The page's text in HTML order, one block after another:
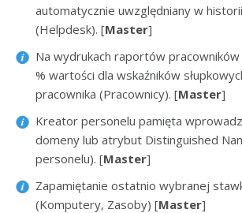
automatycznie uwzględniany w
(Helpdesk). [Master]
Na wydrukach raportów pracowników
% wartości dla wskaźników
pracownika (Pracownicy). [Master]
Kreator personelu pamięta
domeny lub atrybut Distinguished
personelu). [Master]
Zapamiętanie ostatnio wybranej
(Komputery, Zasoby) [Master]